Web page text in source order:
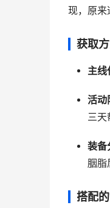
现，原来
获取
主线
活动
三天
装备
胭脂
搭配